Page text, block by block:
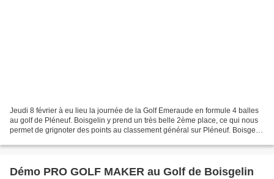
Jeudi 8 février à eu lieu la journée de la Golf Emeraude en formule 4 balles
au golf de Pléneuf. Boisgelin y prend un très belle 2ème place, ce qui nous
permet de grignoter des points au classement général sur Pléneuf. Boisgelin
Démo PRO GOLF MAKER au Golf de Boisgelin